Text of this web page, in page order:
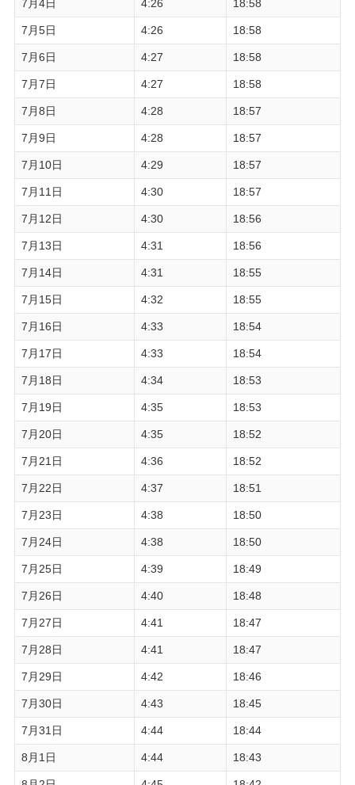
7月4日 4:26 18:58
7月5日 4:26 18:58
7月6日 4:27 18:58
7月7日 4:27 18:58
7月8日 4:28 18:57
7月9日 4:28 18:57
7月10日 4:29 18:57
7月11日 4:30 18:57
7月12日 4:30 18:56
7月13日 4:31 18:56
7月14日 4:31 18:55
7月15日 4:32 18:55
7月16日 4:33 18:54
7月17日 4:33 18:54
7月18日 4:34 18:53
7月19日 4:35 18:53
7月20日 4:35 18:52
7月21日 4:36 18:52
7月22日 4:37 18:51
7月23日 4:38 18:50
7月24日 4:38 18:50
7月25日 4:39 18:49
7月26日 4:40 18:48
7月27日 4:41 18:47
7月28日 4:41 18:47
7月29日 4:42 18:46
7月30日 4:43 18:45
7月31日 4:44 18:44
8月1日 4:44 18:43